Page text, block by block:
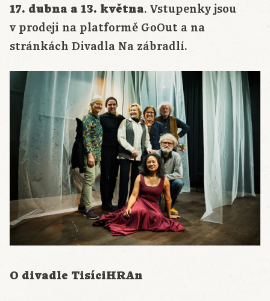
17. dubna a 13. května. Vstupenky jsou
v prodeji na platformě GoOut a na
stránkách Divadla Na zábradlí.
O divadle TisíciHRAn